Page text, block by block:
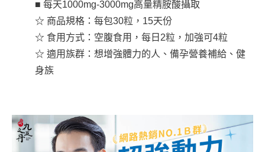
■ 每天1000mg-3000mg高量精胺酸攝取
☆ 商品規格：每包30粒，15天份
☆ 食用方式：空腹食用，每日2粒，加強可4粒
☆ 適用族群：想增強體力的人、備孕營養補給、健
身族